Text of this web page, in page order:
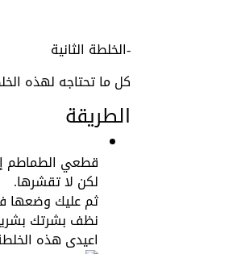
-الخلطة الثانية
كل ما تحتاجه لهذه
الطريقة
قطعي الطماطم
لكن لا تقشرها.
ثم عليك وضعها
نظف بشرتك
اعيدى هذه الخلطة